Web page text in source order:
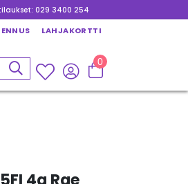
029 3400 254
LAHJAKORTTI
0